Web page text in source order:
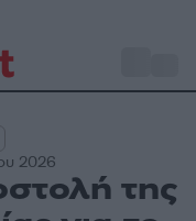
2026
της